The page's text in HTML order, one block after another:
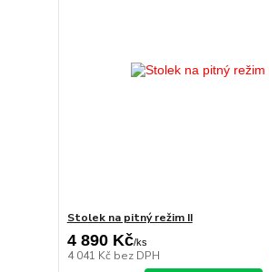
Stolek na pitný režim II
4 890 Kč/ks
4 041 Kč bez DPH